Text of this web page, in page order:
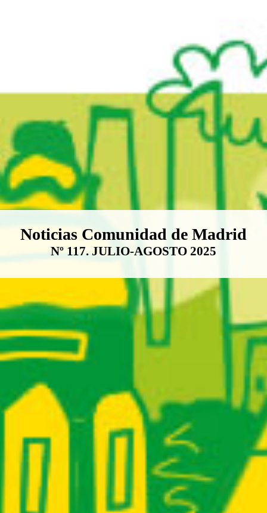
Boletín Noticias Comunidad de
Noticias Comunidad de Madrid
Nº 117. JULIO-AGOSTO 2025